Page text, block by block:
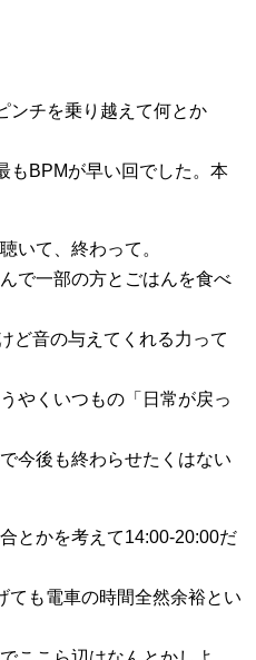
ンチを乗り越えて何とか
もBPMが早い回でした。本
いて、終わって。
で一部の方とごはんを食べ
ど音の与えてくれる力って
やくいつもの「日常が戻っ
今後も終わらせたくはない
とかを考えて14:00-20:00だ
ても電車の時間全然余裕とい